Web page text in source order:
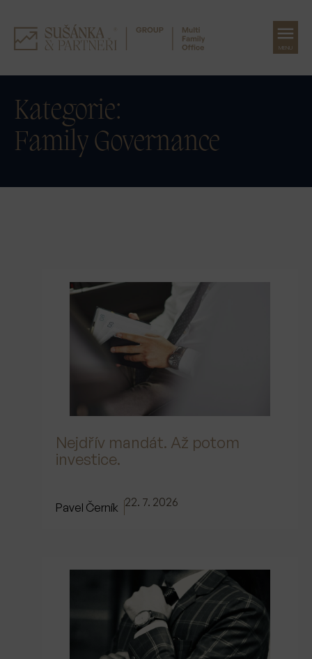
obsah
MENU
Kategorie:
Family Governance
Nejdřív mandát. Až potom
investice.
Pavel Černík 22. 7. 2026